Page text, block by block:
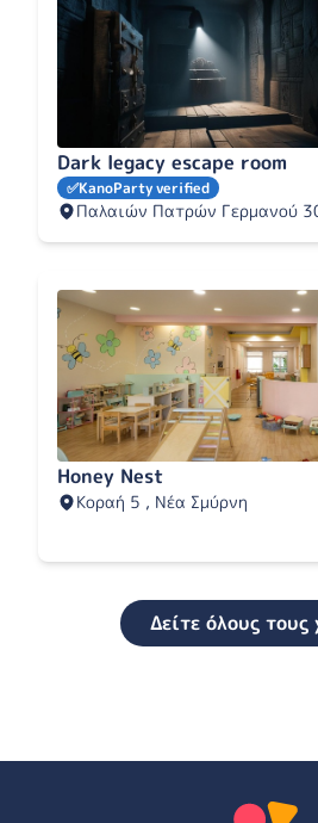
Dark legacy escape room
✅KanoParty verified
Παλαιών Πατρών Γερμανού
Honey Nest
Κοραή 5 , Νέα Σμύρνη
Δείτε όλους